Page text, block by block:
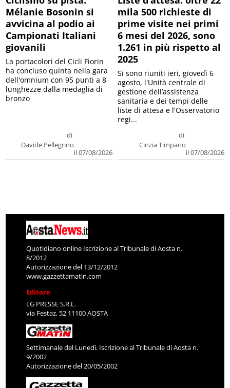
Mélanie Bosonin si
avvicina al podio ai
Campionati Italiani
giovanili
di
Davide Pellegrino
il 07/08/2026
La portacolori del Cicli Fiorin
ha concluso quinta nella gara
dell'omnium con 95 punti a 8
lunghezze dalla medaglia di
bronzo
mila 500 richieste di
prime visite nei primi
6 mesi del 2026, sono
1.261 in più rispetto al
2025
di
Cinzia Timpano
il 07/08/2026
Si sono riuniti ieri, giovedì 6
agosto, l'Unità centrale di
gestione dell’assistenza
sanitaria e dei tempi delle
liste di attesa e l'Osservatorio
regi...
Quotidiano online Iscrizione al Tribunale di Aosta n.
8/2012
Autorizzazione del 13/12/2012
www.gazzettamatin.com
Editore
LG PRESSE S.R.L.
via Festaz, 52 11100 AOSTA
Settimanale del Lunedì. Iscrizione al Tribunale di Aosta n.
9/2002
Autorizzazione del 20/05/2002